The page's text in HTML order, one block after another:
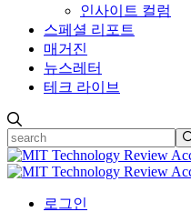
인사이트 컬럼
스페셜 리포트
매거진
뉴스레터
테크 라이브
로그인